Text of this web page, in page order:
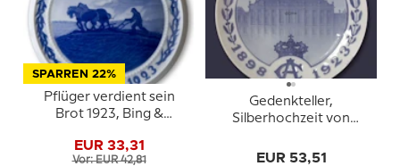
SPARREN 22%
Pflüger verdient sein
Brot 1923, Bing &
EUR 33,31
Vor: EUR 42,81
Gedenkteller,
Silberhochzeit von
Alexandrine 1898-1923,
EUR 53,51